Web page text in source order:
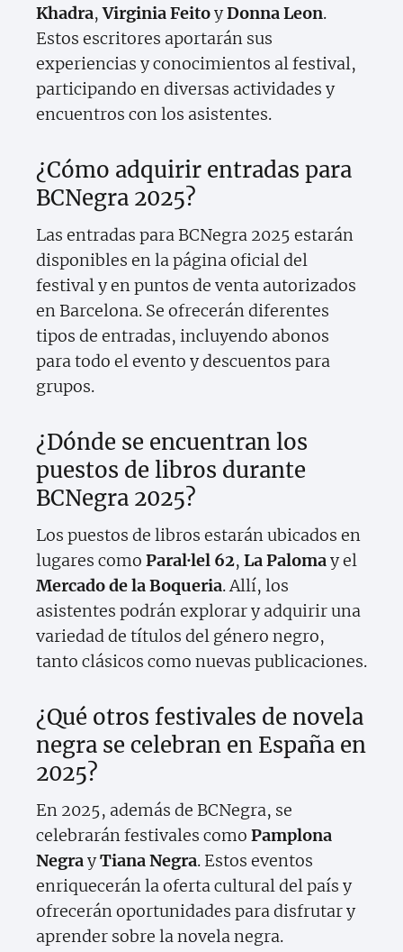
Khadra,Virginia FeitoyDonna Leon.
Estos escritores aportarán sus
experiencias y conocimientos al festival,
participando en diversas actividades y
encuentros con los asistentes.
¿Cómo adquirir entradas para
BCNegra 2025?
Las entradas para BCNegra 2025 estarán
disponibles en la página oficial del
festival y en puntos de venta autorizados
en Barcelona. Se ofrecerán diferentes
tipos de entradas, incluyendo abonos
para todo el evento y descuentos para
grupos.
¿Dónde se encuentran los
puestos de libros durante
BCNegra 2025?
Los puestos de libros estarán ubicados en
lugares como Paral·lel 62, La Palomay el
Mercado de la Boqueria. Allí, los
asistentes podrán explorar y adquirir una
variedad de títulos del género negro,
tanto clásicos como nuevas publicaciones.
¿Qué otros festivales de novela
negra se celebran en España en
2025?
En 2025, además de BCNegra, se
celebrarán festivales como Pamplona
NegrayTiana Negra. Estos eventos
enriquecerán la oferta cultural del país y
ofrecerán oportunidades para disfrutar y
aprender sobre la novela negra.